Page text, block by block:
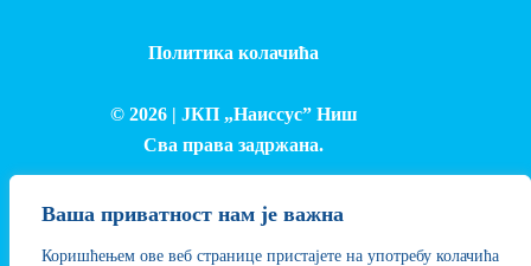
Ваша приватност нам је важна
Коришћењем ове веб странице пристајете на употребу колачића
Политика колачића
© 2026 | ЈКП „Наиссус” Ниш
Сва права задржана.
Израда и одржавање сајта - Лука Петровић